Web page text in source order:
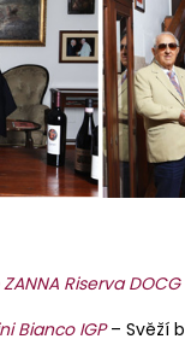
Riserva DOCG
Bianco IGP – Svěží